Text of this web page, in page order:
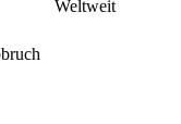
Weltweit